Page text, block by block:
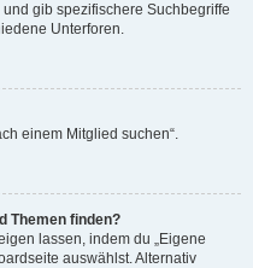
gib spezifischere Suchbegriffe
Unterforen.
einem Mitglied suchen“.
Themen finden?
lassen, indem du „Eigene
auswählst. Alternativ